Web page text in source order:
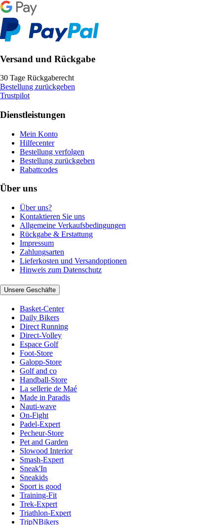
Versand und Rückgabe
30 Tage Rückgaberecht
Bestellung zurückgeben
Trustpilot
Dienstleistungen
Mein Konto
Hilfecenter
Bestellung verfolgen
Bestellung zurückgeben
Rabattcodes
Über uns
Über uns?
Kontaktieren Sie uns
Allgemeine Verkaufsbedingungen
Rückgabe & Erstattung
Impressum
Zahlungsarten
Lieferkosten und Versandoptionen
Hinweis zum Datenschutz
Unsere Geschäfte
Basket-Center
Daily Bikers
Direct Running
Direct-Volley
Espace Golf
Foot-Store
Galopp-Store
Golf and co
Handball-Store
La sellerie de Maé
Made in Paradis
Nauti-wave
On-Fight
Padel-Expert
Pecheur-Store
Pet and Garden
Slowood Interior
Smash-Expert
Sneak'In
Sneakids
Sport is good
Training-Fit
Trek-Expert
Triathlon-Expert
TripNBikers